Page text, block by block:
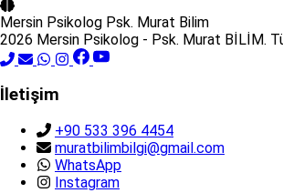
Mersin Psikolog Psk. Murat Bilim
2026 Mersin Psikolog - Psk. Murat BİLİM.
İletişim
+90 533 396 4454
muratbilimbilgi@gmail.com
WhatsApp
Instagram